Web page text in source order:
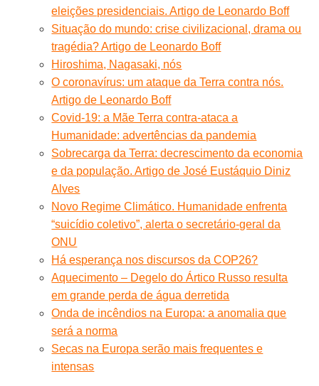
eleições presidenciais. Artigo de Leonardo Boff
Situação do mundo: crise civilizacional, drama ou
tragédia? Artigo de Leonardo Boff
Hiroshima, Nagasaki, nós
O coronavírus: um ataque da Terra contra nós.
Artigo de Leonardo Boff
Covid-19: a Mãe Terra contra-ataca a
Humanidade: advertências da pandemia
Sobrecarga da Terra: decrescimento da economia
e da população. Artigo de José Eustáquio Diniz
Alves
Novo Regime Climático. Humanidade enfrenta
“suicídio coletivo”, alerta o secretário-geral da
ONU
Há esperança nos discursos da COP26?
Aquecimento – Degelo do Ártico Russo resulta
em grande perda de água derretida
Onda de incêndios na Europa: a anomalia que
será a norma
Secas na Europa serão mais frequentes e
intensas